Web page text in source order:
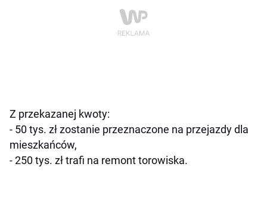
Z przekazanej kwoty:
- 50 tys. zł zostanie przeznaczone na przejazdy dla
mieszkańców,
- 250 tys. zł trafi na remont torowiska.